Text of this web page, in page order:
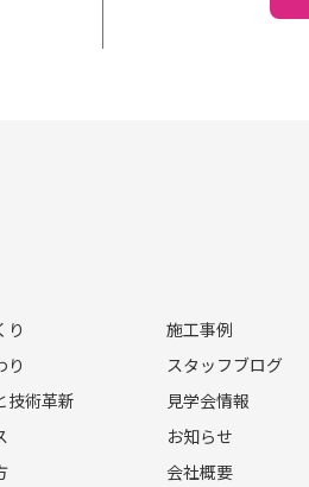
り
り
技術革新
施工事例
スタッフブログ
見学会情報
お知らせ
会社概要